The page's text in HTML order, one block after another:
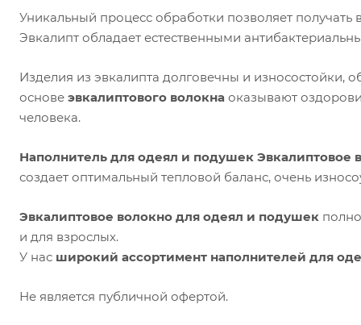
Уникальный процесс обработки позволяет получать
Эвкалипт обладает естественными
Изделия из эвкалипта долговечны и износостойки,
основе эвкалиптового волокна оказывают
человека.
Наполнитель для одеял и подушек Эвкалиптовое
создает оптимальный тепловой баланс, очень
Эвкалиптовое волокно для одеял и подушек
и для взрослых.
У нас широкий ассортимент наполнителей для
Не является публичной офертой.